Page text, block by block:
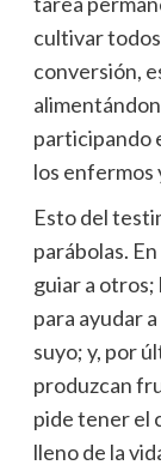
cultivar
conversión,
participando
los enfermos
Esto del
parábolas.
guiar a otros;
para ayudar
suyo; y, por
produzcan
pide tener el
lleno de la